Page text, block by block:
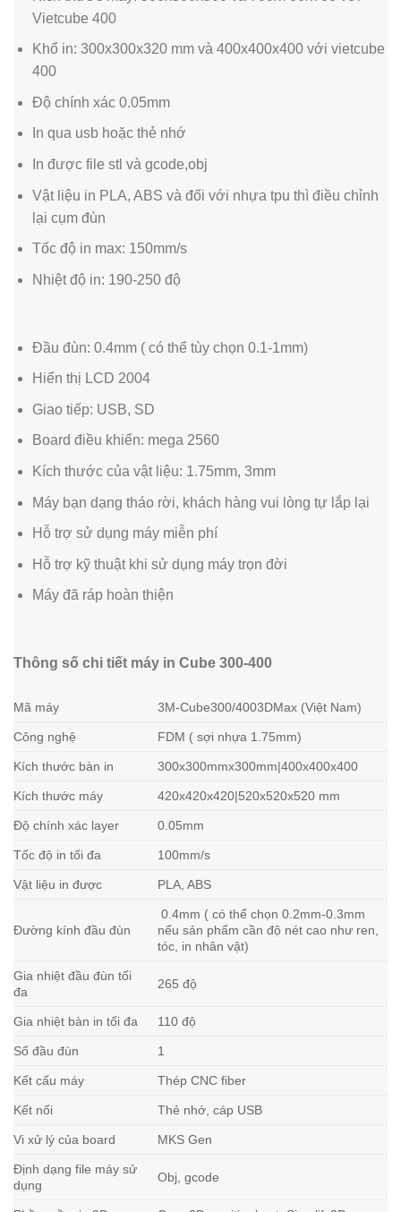
Vietcube 400
Khổ in: 300x300x320 mm và 400x400x400 với vietcube
400
Độ chính xác 0.05mm
In qua usb hoặc thẻ nhớ
In được file stl và gcode,obj
Vật liệu in PLA, ABS và đối với nhựa tpu thì điều chỉnh
lại cụm đùn
Tốc độ in max: 150mm/s
Nhiệt độ in: 190-250 độ
Đầu đùn: 0.4mm ( có thể tùy chọn 0.1-1mm)
Hiển thị LCD 2004
Giao tiếp: USB, SD
Board điều khiển: mega 2560
Kích thước của vật liệu: 1.75mm, 3mm
Máy bạn dạng tháo rời, khách hàng vui lòng tự lắp lại
Hỗ trợ sử dụng máy miễn phí
Hỗ trợ kỹ thuật khi sử dụng máy trọn đời
Máy đã ráp hoàn thiện
Thông số chi tiết máy in Cube 300-400
Mã máy 3M-Cube300/4003DMax (Việt Nam)
Công nghệ FDM ( sợi nhựa 1.75mm)
Kích thước bàn in 300x300mmx300mm|400x400x400
Kích thước máy 420x420x420|520x520x520 mm
Độ chính xác layer 0.05mm
Tốc độ in tối đa 100mm/s
Vật liệu in được PLA, ABS
Đường kính đầu đùn
0.4mm ( có thể chọn 0.2mm-0.3mm
nếu sản phẩm cần độ nét cao như ren,
tóc, in nhân vật)
Gia nhiệt đầu đùn tối
đa
265 độ
Gia nhiệt bàn in tối đa 110 độ
Số đầu đùn 1
Kết cấu máy Thép CNC fiber
Kết nối Thẻ nhớ, cáp USB
Vi xử lý của board MKS Gen
Định dạng file máy sử
dụng
Obj, gcode